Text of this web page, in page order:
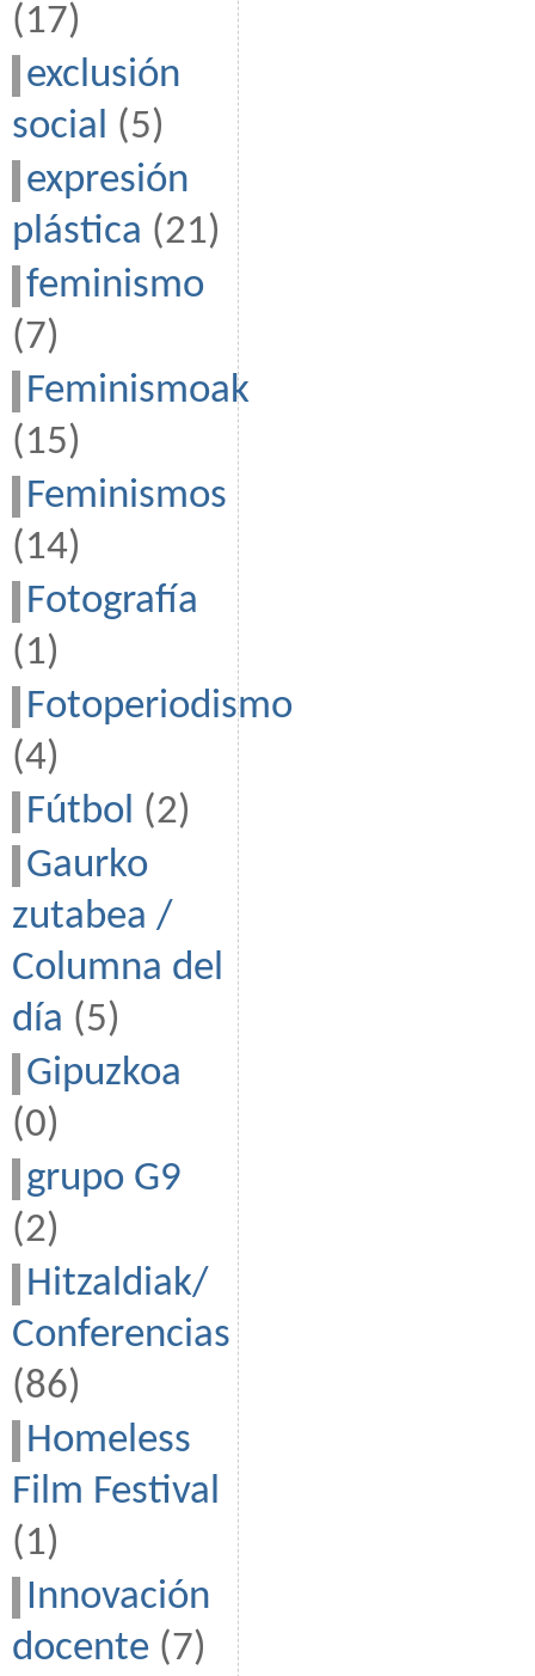
(17)
exclusión
social (5)
expresión
plástica (21)
feminismo
(7)
Feminismoak
(15)
Feminismos
(14)
Fotografía
(1)
Fotoperiodismo
(4)
Fútbol (2)
Gaurko
zutabea /
Columna del
día (5)
Gipuzkoa
(0)
grupo G9
(2)
Hitzaldiak/
Conferencias
(86)
Homeless
Film Festival
(1)
Innovación
docente (7)